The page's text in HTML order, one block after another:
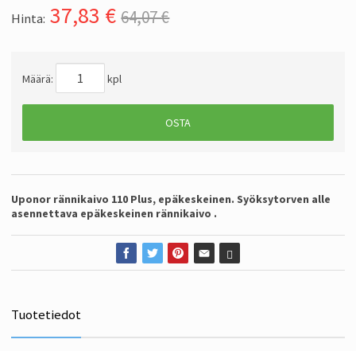
Hinta: 37,83 € 64,07 €
Määrä: kpl
OSTA
Uponor rännikaivo 110 Plus, epäkeskeinen. Syöksytorven alle
asennettava epäkeskeinen rännikaivo .
Tuotetiedot